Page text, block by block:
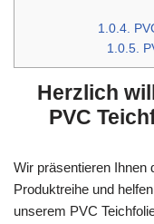
1.0.4.
1.0.5.
Herzlich
PVC
Wir präsentieren Ihnen
Produktreihe und
unserem PVC